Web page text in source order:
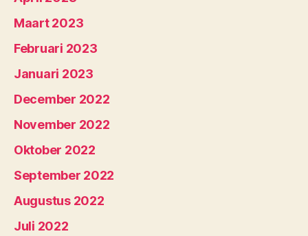
Maart 2023
Februari 2023
Januari 2023
December 2022
November 2022
Oktober 2022
September 2022
Augustus 2022
Juli 2022